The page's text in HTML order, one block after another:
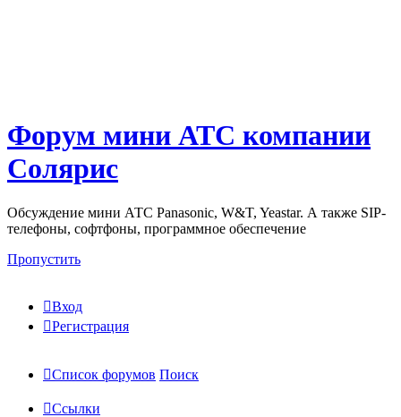
Форум мини АТС компании
Солярис
Обсуждение мини АТС Panasonic, W&T, Yeastar. А также SIP-
телефоны, софтфоны, программное обеспечение
Пропустить
Вход
Регистрация
Список форумов Поиск
Ссылки